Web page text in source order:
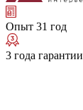
Опыт 31 год
3 года гарантии